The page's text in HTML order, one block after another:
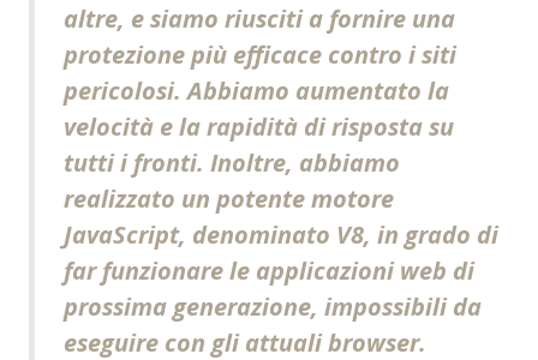
altre, e siamo riusciti a fornire una
protezione più efficace contro i siti
pericolosi. Abbiamo aumentato la
velocità e la rapidità di risposta su
tutti i fronti. Inoltre, abbiamo
realizzato un potente motore
JavaScript, denominato V8, in grado di
far funzionare le applicazioni web di
prossima generazione, impossibili da
eseguire con gli attuali browser.